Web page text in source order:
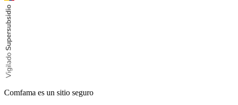
Comfama es un sitio seguro